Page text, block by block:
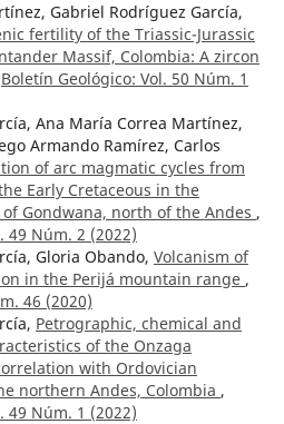
Gabriel Rodríguez García,
fertility of the Triassic-Jurassic
Massif, Colombia: A zircon
Boletín Geológico: Vol. 50 Núm. 1
Ana María Correa Martínez,
Armando Ramírez, Carlos
of arc magmatic cycles from
Early Cretaceous in the
Gondwana, north of the Andes ,
49 Núm. 2 (2022)
Gloria Obando, Volcanism of
in the Perijá mountain range ,
46 (2020)
Petrographic, chemical and
of the Onzaga
with Ordovician
northern Andes, Colombia ,
49 Núm. 1 (2022)